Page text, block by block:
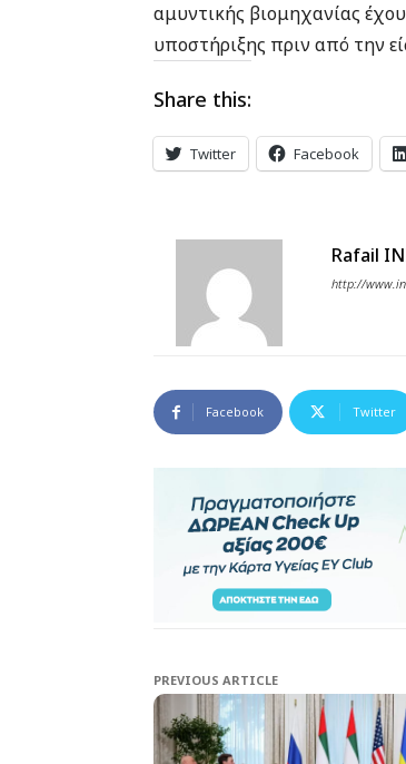
αμυντικής βιομηχανίας
υποστήριξης πριν από την
Share this:
Twitter Facebook
Rafail
http://
Facebook Twitter
PREVIOUS ARTICLE